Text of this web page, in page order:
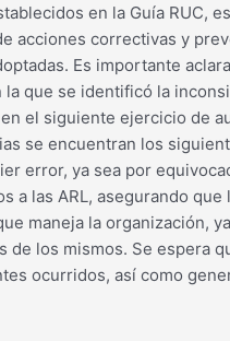
en la Guía RUC,
acciones correctivas y
Es importante
que se identificó la
el siguiente ejercicio de
se encuentran los
error, ya sea por
las ARL, asegurando
maneja la
los mismos. Se espera
ocurridos, así como